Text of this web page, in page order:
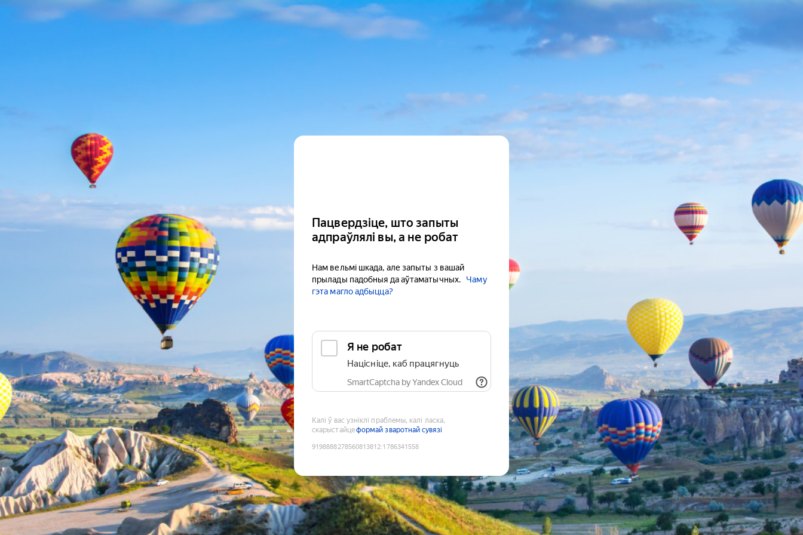
Пацвердзіце, што запыты
адпраўлялі вы, а не робат
Нам вельмі шкада, але запыты з вашай
прылады падобныя да аўтаматычных.
Чаму
гэта магло адбыцца?
Я не робат
Націсніце, каб працягнуць
SmartCaptcha by Yandex Cloud
Калі ў вас узніклі праблемы, калі ласка,
скарыстайцеформай зваротнай сувязі
9198888278560813812:1786341558